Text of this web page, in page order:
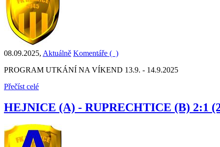
08.09.2025, Aktuálně Komentáře ( )
PROGRAM UTKÁNÍ NA VÍKEND 13.9. - 14.9.2025
Přečíst celé
HEJNICE (A) - RUPRECHTICE (B) 2:1